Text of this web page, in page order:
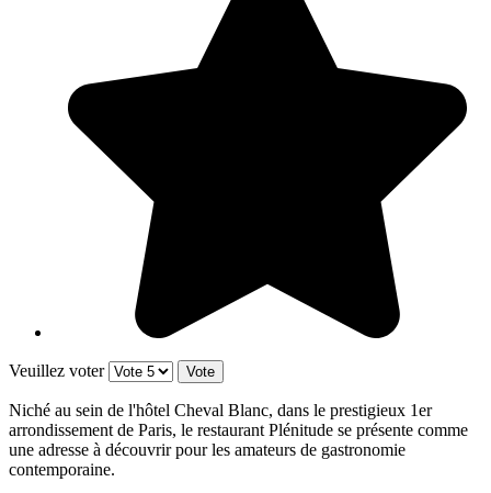
Veuillez voter
Niché au sein de l'hôtel Cheval Blanc, dans le prestigieux 1er
arrondissement de Paris, le restaurant Plénitude se présente comme
une adresse à découvrir pour les amateurs de gastronomie
contemporaine.